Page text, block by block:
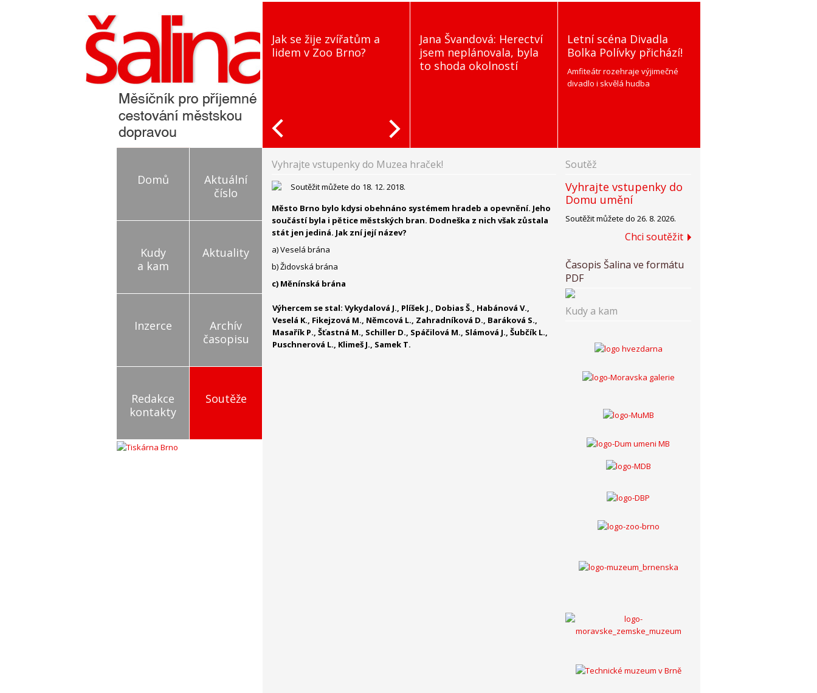
Jak se žije zvířatům a
lidem v Zoo Brno?
Jana Švandová: Herectví
jsem neplánovala, byla
to shoda okolností
Letní scéna Divadla
Bolka Polívky přichází!
Amfiteátr rozehraje výjimečné
divadlo i skvělá hudba
Domů
Aktuální
číslo
Kudy
a kam
Aktuality
Inzerce
Archív
časopisu
Redakce
kontakty
Soutěže
Vyhrajte vstupenky do Muzea hraček!
Soutěžit můžete do 18. 12. 2018.
Město Brno bylo kdysi obehnáno systémem hradeb a opevnění. Jeho
součástí byla i pětice městských bran. Dodneška z nich však zůstala
stát jen jediná. Jak zní její název?
a) Veselá brána
b) Židovská brána
c) Měnínská brána
Výhercem se stal: Vykydalová J., Plíšek J., Dobias Š., Habánová V.,
Veselá K., Fikejzová M., Němcová L., Zahradníková D., Baráková S.,
Masařík P., Šťastná M., Schiller D., Spáčilová M., Slámová J., Šubčík L.,
Puschnerová L., Klimeš J., Samek T.
Soutěž
Vyhrajte vstupenky do
Domu umění
Soutěžit můžete do 26. 8. 2026.
Chci soutěžit
Časopis Šalina ve formátu
PDF
Kudy a kam